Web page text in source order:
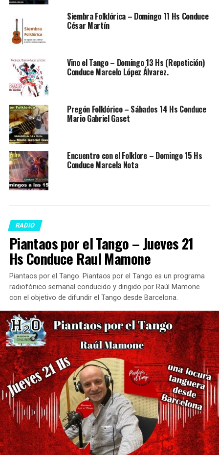
Siembra Folklórica – Domingo 11 Hs Conduce
César Martín
Vino el Tango – Domingo 13 Hs (Repetición)
Conduce Marcelo López Álvarez.
Pregón Folklórico – Sábados 14 Hs Conduce
Mario Gabriel Gaset
Encuentro con el Folklore – Domingo 15 Hs
Conduce Marcela Nota
RADIO
Piantaos por el Tango – Jueves 21
Hs Conduce Raul Mamone
Piantaos por el Tango. Piantaos por el Tango es un programa
radiofónico semanal conducido y dirigido por Raúl Mamone
con el objetivo de difundir el Tango desde Barcelona.